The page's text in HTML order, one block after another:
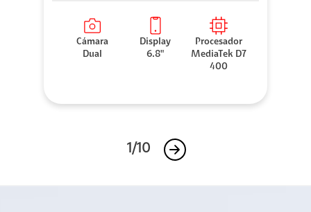
Cámara
Dual
Display
6.8"
Procesador
MediaTek D7
400
1/10